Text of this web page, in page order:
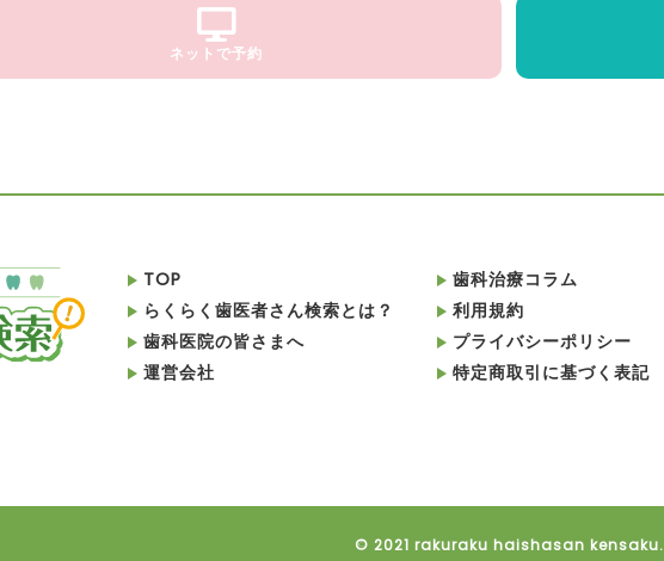
ネットで予約
TOP
らくらく歯医者さん検索とは？
歯科医院の皆さまへ
運営会社
歯科治療コラム
利用規約
プライバシーポリシー
特定商取引に基づく表記
© 2021 rakuraku haishasan kensaku.